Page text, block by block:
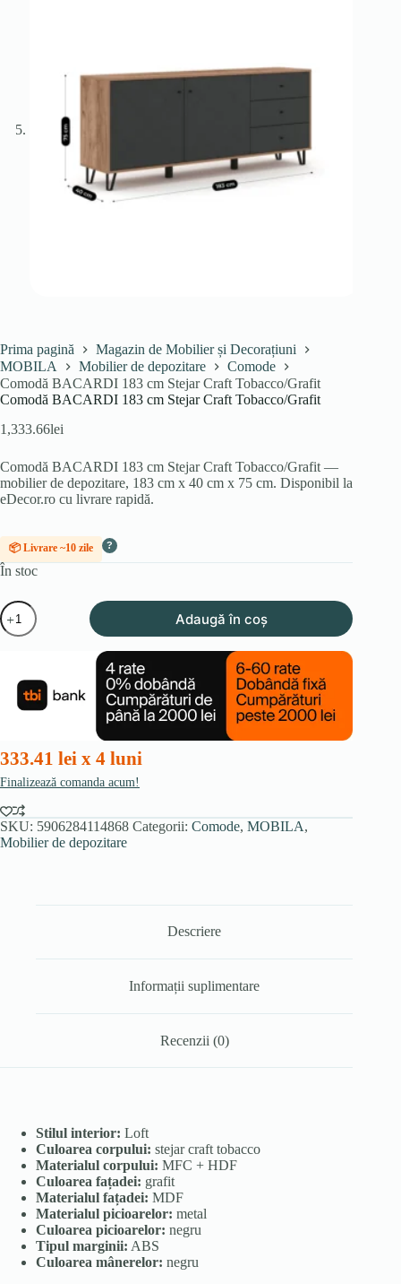
Prima pagină
Magazin de Mobilier și Decorațiuni
MOBILA
Mobilier de depozitare
Comode
Comodă BACARDI 183 cm Stejar Craft Tobacco/Grafit
Comodă BACARDI 183 cm Stejar Craft Tobacco/Grafit
1,333.66lei
Comodă BACARDI 183 cm Stejar Craft Tobacco/Grafit —
mobilier de depozitare, 183 cm x 40 cm x 75 cm. Disponibil la
eDecor.ro cu livrare rapidă.
📦 Livrare ~10 zile ?
În stoc
Cantitate
Comodă
BACARDI
Stejar
Craft
Tobacco/Grafit
Adaugă în coș
333.41 lei x 4 luni
Finalizează comanda acum!
SKU: 5906284114868 Categorii: Comode, MOBILA,
Mobilier de depozitare
Descriere
Informații suplimentare
Recenzii (0)
Stilul interior: Loft
Culoarea corpului: stejar craft tobacco
Materialul corpului: MFC + HDF
Culoarea fațadei: grafit
Materialul fațadei: MDF
Materialul picioarelor: metal
Culoarea picioarelor: negru
Tipul marginii: ABS
Culoarea mânerelor: negru